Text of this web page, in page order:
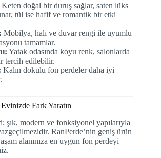
Keten doğal bir duruş sağlar, saten lüks
tül ise hafif ve romantik bir etki
Mobilya, halı ve duvar rengi ile uyumlu
tamamlar.
Yatak odasında koyu renk, salonlarda
tercih edilebilir.
Kalın dokulu fon perdeler daha iyi
Fark Yaratın
şık, modern ve fonksiyonel yapılarıyla
RanPerde’nin geniş ürün
alanınıza en uygun fon perdeyi